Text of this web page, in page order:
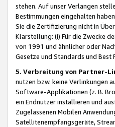
stehen. Auf unser Verlangen
Bestimmungen eingehalten
Sie die Zertifizierung nicht in
Klarstellung: (i) Für die Zwecke
von 1991 und ähnlicher oder
Gesetze und Standards und
5. Verbreitung von Partner-
nutzen bzw. keine Verlinkungen
Software-Applikationen (z. B.
ein Endnutzer installieren und
Zugelassenen Mobilen
Satellitenempfangsgeräte,